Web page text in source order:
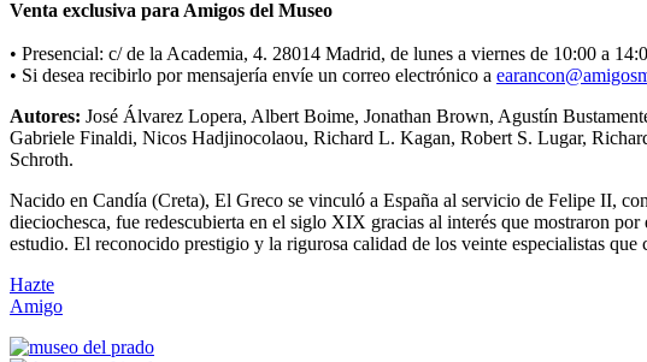
Venta exclusiva para Amigos del Museo
• Presencial: c/ de la Academia, 4. 28014 Madrid, de lunes a viernes de 10:00 a
• Si desea recibirlo por mensajería envíe un correo electrónico a
Autores: José Álvarez Lopera, Albert Boime, Jonathan Brown, Agustín
Gabriele Finaldi, Nicos Hadjinocolaou, Richard L. Kagan, Robert S. Lugar,
Schroth.
Nacido en Candía (Creta), El Greco se vinculó a España al servicio de Felipe II,
dieciochesca, fue redescubierta en el siglo XIX gracias al interés que mostraron
estudio. El reconocido prestigio y la rigurosa calidad de los veinte especialistas
Hazte
Amigo